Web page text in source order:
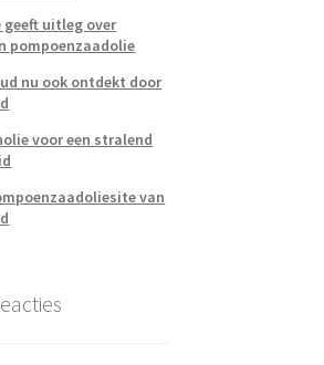
geeft uitleg over
pompoenzaadolie
nu ook ontdekt door
voor een stralend
van